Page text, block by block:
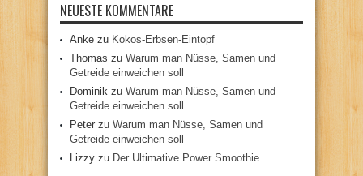
NEUESTE KOMMENTARE
Anke zu Kokos-Erbsen-Eintopf
Thomas zu Warum man Nüsse, Samen und
Getreide einweichen soll
Dominik zu Warum man Nüsse, Samen und
Getreide einweichen soll
Peter zu Warum man Nüsse, Samen und
Getreide einweichen soll
Lizzy zu Der Ultimative Power Smoothie